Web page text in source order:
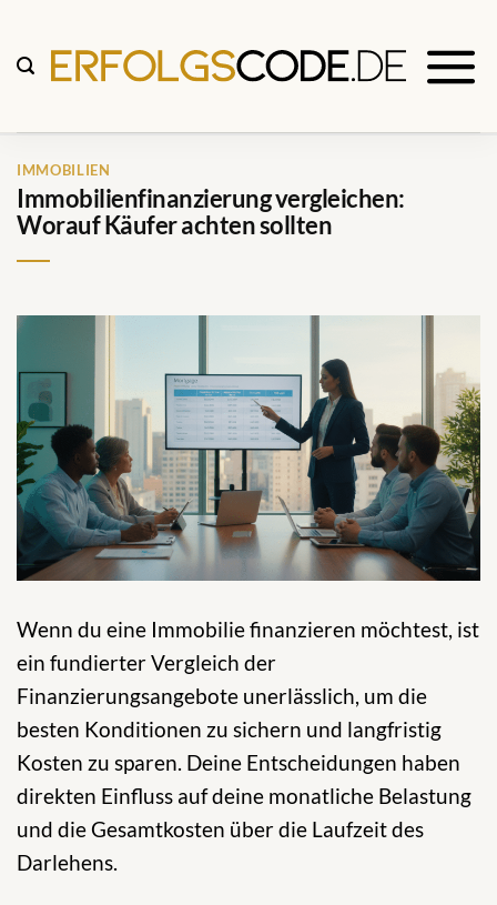
Inhalt
springen
IMMOBILIEN
Immobilienfinanzierung vergleichen:
Worauf Käufer achten sollten
Wenn du eine Immobilie finanzieren möchtest, ist
ein fundierter Vergleich der
Finanzierungsangebote unerlässlich, um die
besten Konditionen zu sichern und langfristig
Kosten zu sparen. Deine Entscheidungen haben
direkten Einfluss auf deine monatliche Belastung
und die Gesamtkosten über die Laufzeit des
Darlehens.